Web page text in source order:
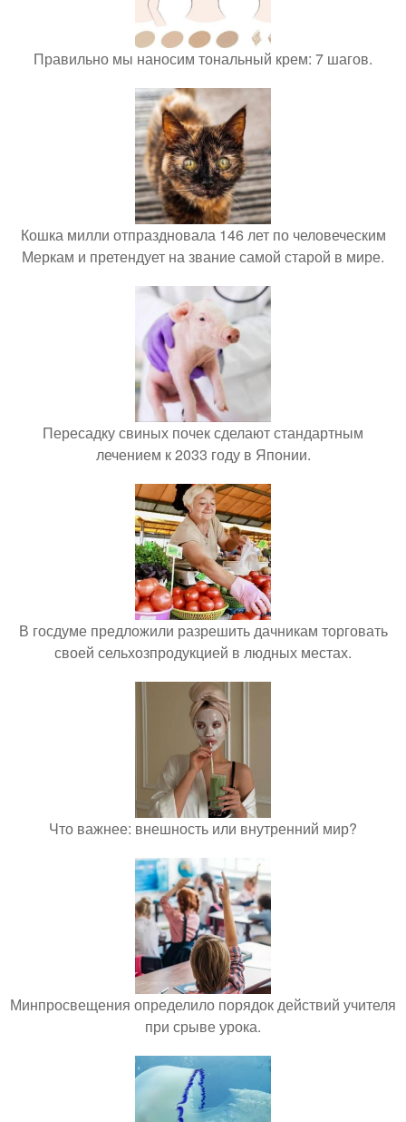
Правильно мы наносим тональный крем: 7 шагов.
Кошка милли отпраздновала 146 лет по человеческим
Меркам и претендует на звание самой старой в мире.
Пересадку свиных почек сделают стандартным
лечением к 2033 году в Японии.
В госдуме предложили разрешить дачникам торговать
своей сельхозпродукцией в людных местах.
Что важнее: внешность или внутренний мир?
Минпросвещения определило порядок действий учителя
при срыве урока.